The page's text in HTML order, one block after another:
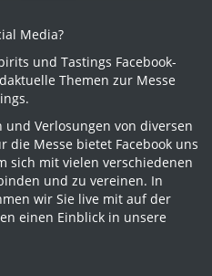
Media?
und Tastings Facebook-
Themen zur Messe
und Verlosungen von diversen
die Messe bietet Facebook uns
sich mit vielen verschiedenen
und zu vereinen. In
wir Sie live mit auf der
einen Einblick in unsere